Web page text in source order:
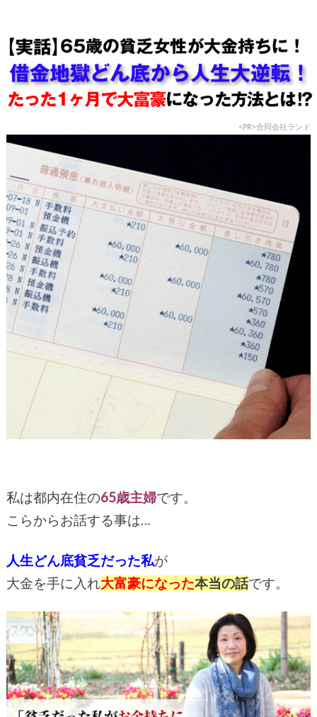
<PR>合同会社ランド
私は都内在住の65歳主婦です。
こらからお話する事は…
人生どん底貧乏だった私が
大金を手に入れ大富豪になった本当の話です。